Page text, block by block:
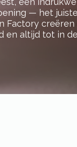
— het
Factory
en altijd tot in